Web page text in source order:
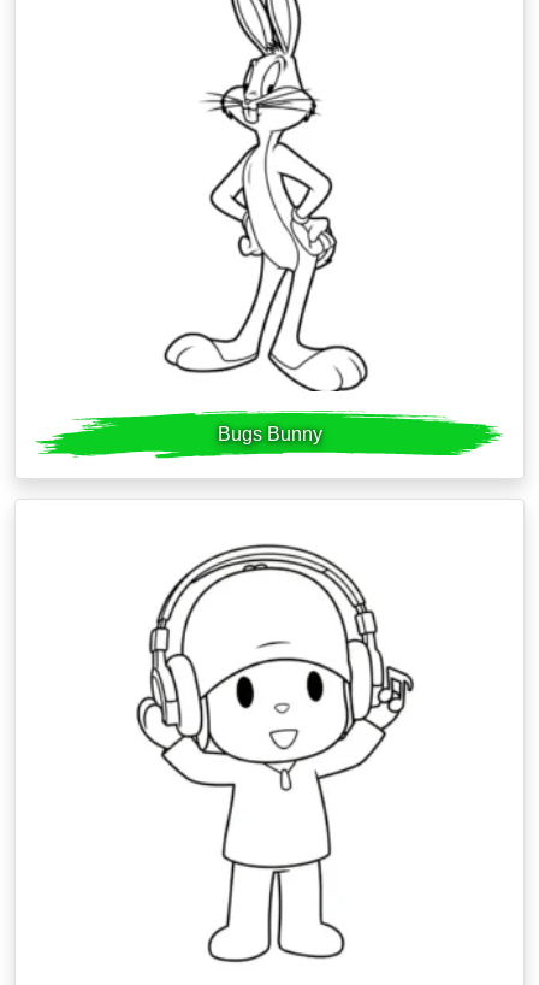
Bugs Bunny